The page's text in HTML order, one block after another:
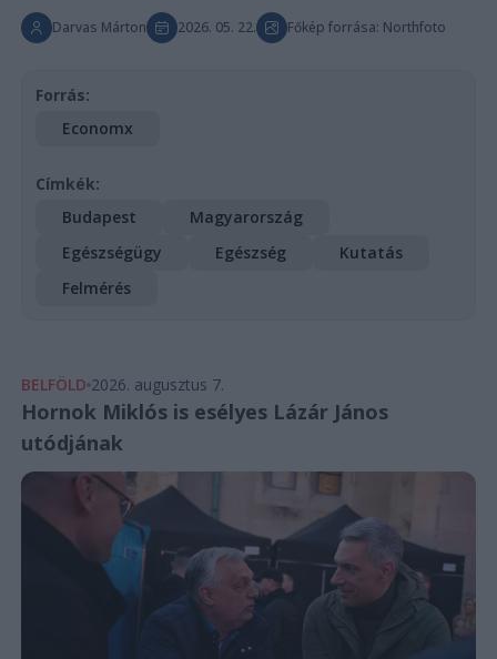
Darvas Márton 2026. 05. 22. Főkép forrása: Northfoto
Forrás:
Economx
Címkék:
Budapest
Magyarország
Egészségügy
Egészség
Kutatás
Felmérés
BELFÖLD 2026. augusztus 7.
Hornok Miklós is esélyes Lázár János
utódjának